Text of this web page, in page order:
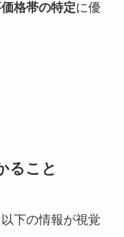
格帯の特定に優
ること
下の情報が視覚